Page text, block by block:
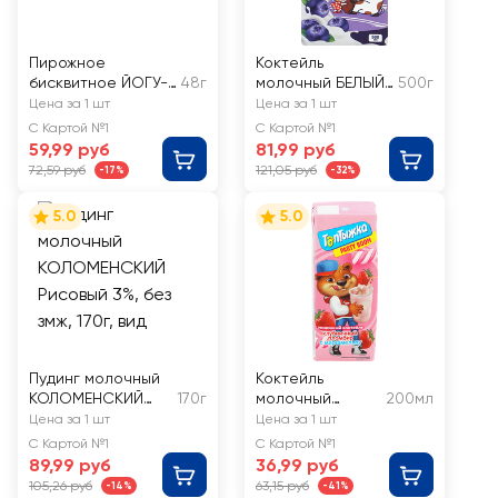
Пирожное
бисквитное ЙОГУ-
ЙОГУ с молочной
начинкой в
глазури, без змж
48г
Цена за 1 шт
С Картой №1
59,99 руб
72,59 руб -17%
Коктейль
молочный БЕЛЫЙ
ГОРОД Черника
1,5%, без змж
500г
Цена за 1 шт
С Картой №1
81,99 руб
121,05 руб -32%
5.0
Пудинг молочный
КОЛОМЕНСКИЙ
Рисовый 3%, без
змж
170г
Цена за 1 шт
С Картой №1
89,99 руб
105,26 руб -14%
5.0
Коктейль
молочный
ультрапастериз
ованный
ТОПТЫЖКА
Клубничный
200мл
Цена за 1 шт
С Картой №1
36,99 руб
63,15 руб -41%